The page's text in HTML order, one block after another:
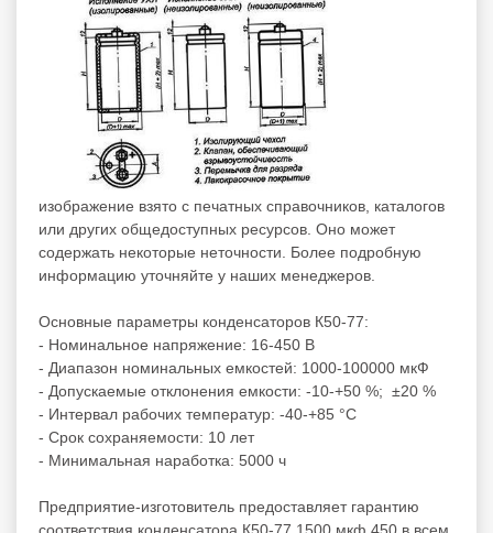
изображение взято с печатных справочников, каталогов
или других общедоступных ресурсов. Оно может
содержать некоторые неточности. Более подробную
информацию уточняйте у наших менеджеров.
Основные параметры конденсаторов К50-77:
- Номинальное напряжение: 16-450 В
- Диапазон номинальных емкостей: 1000-100000 мкФ
- Допускаемые отклонения емкости: -10-+50 %; ±20 %
- Интервал рабочих температур: -40-+85 °С
- Срок сохраняемости: 10 лет
- Минимальная наработка: 5000 ч
Предприятие-изготовитель предоставляет гарантию
соответствия конденсатора К50-77 1500 мкф 450 в всем